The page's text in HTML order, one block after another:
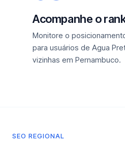
Acompanhe o
Monitore o
para usuários de Agua
vizinhas em Pernambuco.
SEO REGIONAL